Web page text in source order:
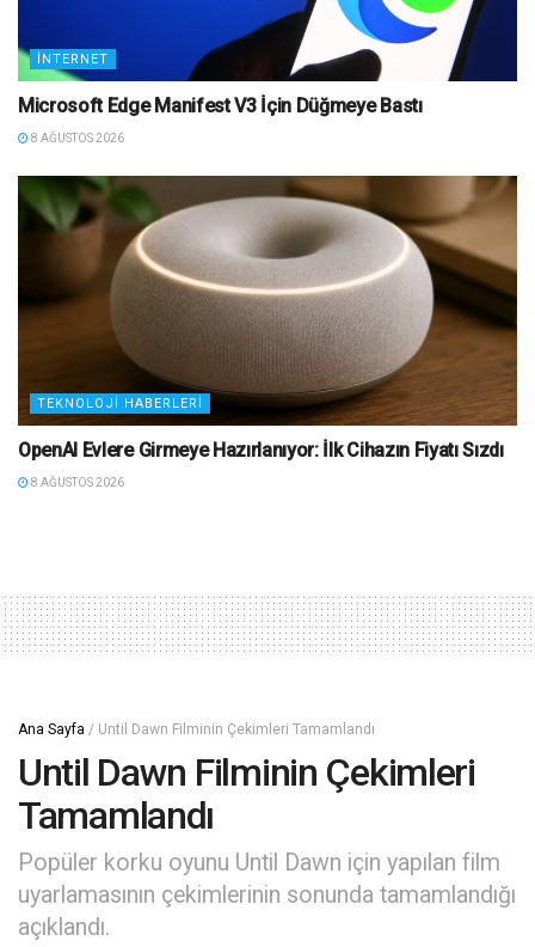
İNTERNET
Microsoft Edge Manifest V3 İçin Düğmeye Bastı
8 AĞUSTOS 2026
TEKNOLOJI HABERLERI
OpenAI Evlere Girmeye Hazırlanıyor: İlk Cihazın Fiyatı Sızdı
8 AĞUSTOS 2026
Ana Sayfa / Until Dawn Filminin Çekimleri Tamamlandı
Until Dawn Filminin Çekimleri
Tamamlandı
Popüler korku oyunu Until Dawn için yapılan film
uyarlamasının çekimlerinin sonunda tamamlandığı
açıklandı.